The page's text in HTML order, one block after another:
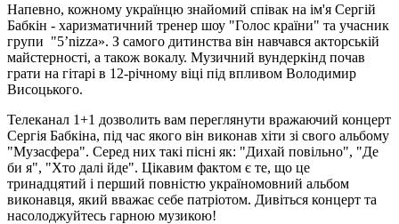
Напевно, кожному українцю знайомий співак на ім'я Сергій
Бабкін - харизматичний тренер шоу "Голос країни" та учасник
групи "5’nizza». З самого дитинства він навчався акторській
майстерності, а також вокалу. Музичний вундеркінд почав
грати на гітарі в 12-річному віці під впливом Володимир
Висоцького.
Телеканал 1+1 дозволить вам переглянути вражаючий концерт
Сергія Бабкіна, під час якого він виконав хіти зі свого альбому
"Музасфера". Серед них такі пісні як: "Дихай повільно", "Де
би я", "Хто далі йде". Цікавим фактом є те, що це
тринадцятий і перший повністю україномовний альбом
виконавця, який вважає себе патріотом. Дивіться концерт та
насолоджуйтесь гарною музикою!